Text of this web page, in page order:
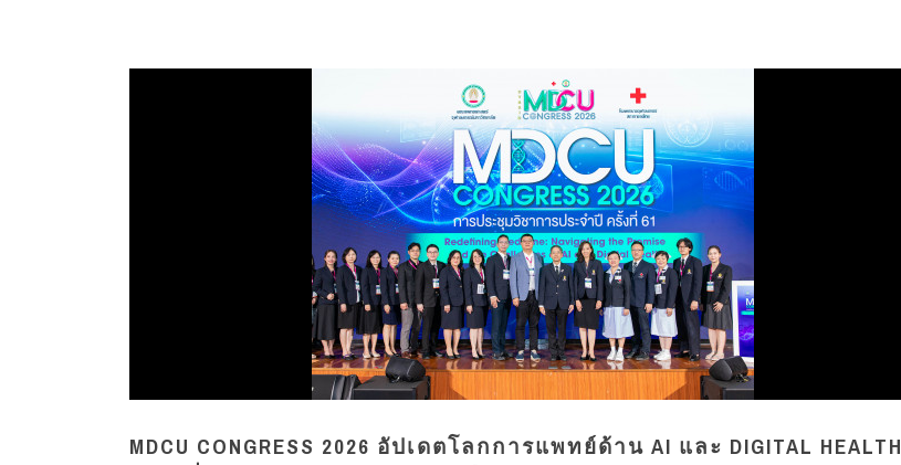
MDCU CONGRESS 2026 อัปเดตโลกการแพทย์ด้าน AI และ DIGITAL HEALTH